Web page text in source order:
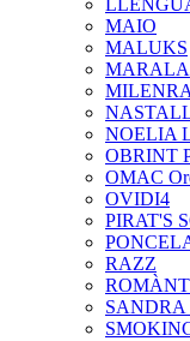
MAIO
MALUKS
MARALA
NOELIA
OBRINT
OMAC
OVIDI4
PIRAT'S
RAZZ
SANDRA